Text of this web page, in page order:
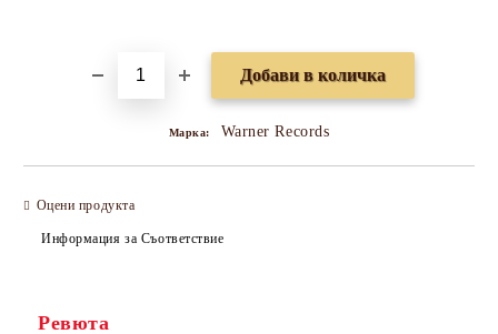
Марка: Warner Records
Оцени продукта
Информация за Съответствие
Ревюта